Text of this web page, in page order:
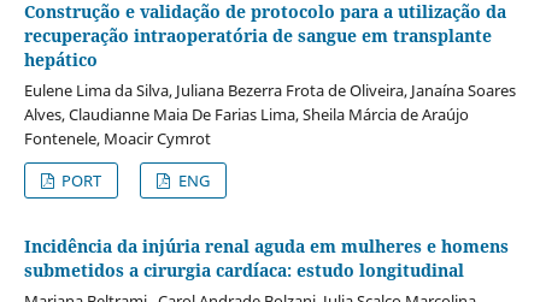
Construção e validação de protocolo para a utilização da
recuperação intraoperatória de sangue em transplante
hepático
Eulene Lima da Silva, Juliana Bezerra Frota de Oliveira, Janaína Soares
Alves, Claudianne Maia De Farias Lima, Sheila Márcia de Araújo
Fontenele, Moacir Cymrot
PORT
ENG
Incidência da injúria renal aguda em mulheres e homens
submetidos a cirurgia cardíaca: estudo longitudinal